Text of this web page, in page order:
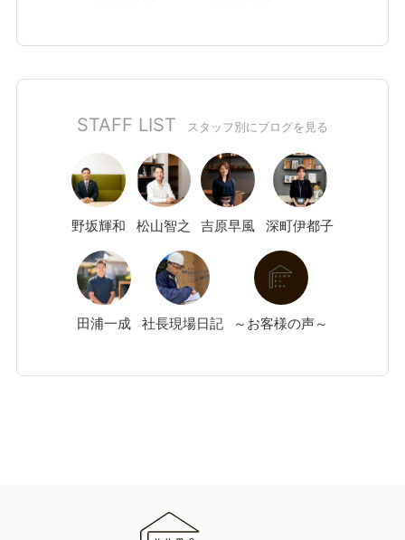
STAFF LIST スタッフ別にブログを見る
野坂輝和 松山智之 吉原早風 深町伊都子
田浦一成 社長現場日記 ～お客様の声～